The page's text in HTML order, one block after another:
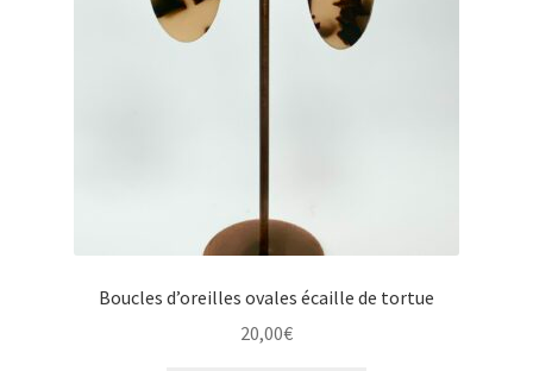
Boucles d’oreilles ovales écaille de tortue
20,00€